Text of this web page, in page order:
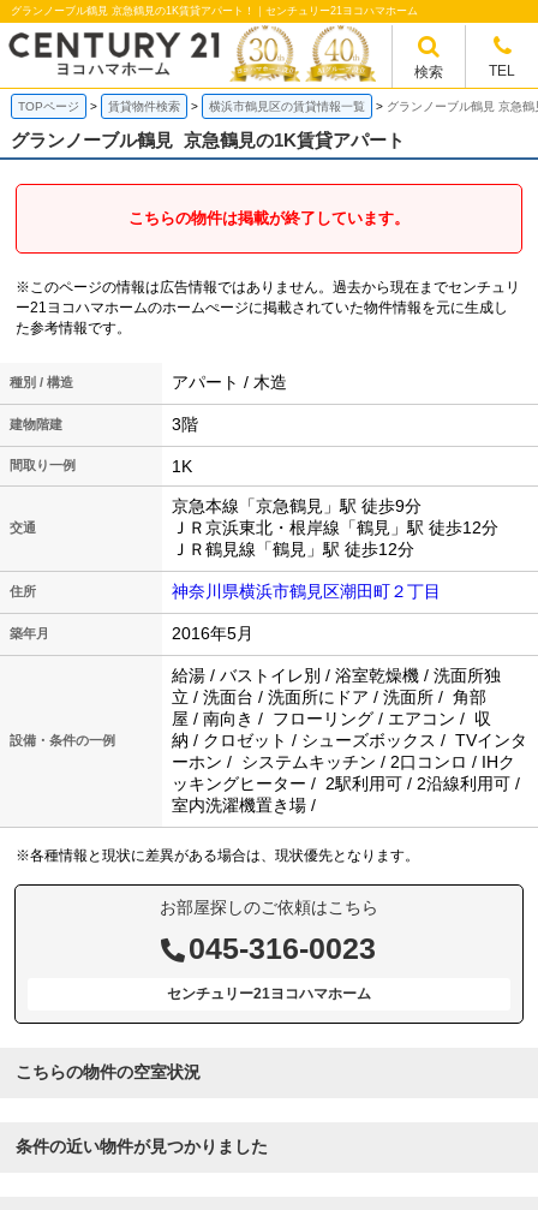
検索 TEL
グランノーブル鶴見 京急鶴見の1K賃貸アパート！｜センチュリー21ヨコハマホーム
TOPページ 賃貸物件検索 横浜市鶴見区の賃貸情報一覧 グランノーブル鶴見 京急
グランノーブル鶴見 京急鶴見の1K賃貸アパート
こちらの物件は掲載が終了しています。
※このページの情報は広告情報ではありません。過去から現在までセンチュリ
ー21ヨコハマホームのホームぺージに掲載されていた物件情報を元に生成し
た参考情報です。
種別 / 構造 アパート / 木造
建物階建 3階
間取り一例 1K
交通
京急本線「京急鶴見」駅 徒歩9分
ＪＲ京浜東北・根岸線「鶴見」駅 徒歩12分
ＪＲ鶴見線「鶴見」駅 徒歩12分
住所 神奈川県横浜市鶴見区潮田町２丁目
築年月 2016年5月
設備・条件の一例
給湯 / バストイレ別 / 浴室乾燥機 / 洗面所独
立 / 洗面台 / 洗面所にドア / 洗面所 / 角部
屋 / 南向き / フローリング / エアコン / 収
納 / クロゼット / シューズボックス / TVインタ
ーホン / システムキッチン / 2口コンロ / IHク
ッキングヒーター / 2駅利用可 / 2沿線利用可 /
室内洗濯機置き場 /
※各種情報と現状に差異がある場合は、現状優先となります。
お部屋探しのご依頼はこちら
045-316-0023
センチュリー21ヨコハマホーム
こちらの物件の空室状況
条件の近い物件が見つかりました